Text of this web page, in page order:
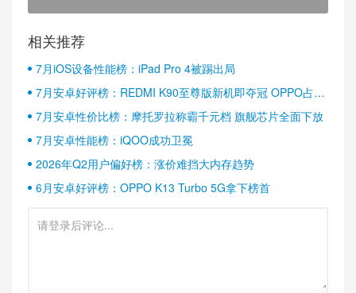
相关推荐
7月iOS设备性能榜：iPad Pro 4被踢出局
7月安卓好评榜：REDMI K90至尊版新机即夺冠 OPPO占据
半壁江山
7月安卓性价比榜：摩托罗拉称霸千元档 旗舰芯片全面下放
7月安卓性能榜：iQOO成功卫冕
2026年Q2用户偏好榜：涨价难挡大内存趋势
6月安卓好评榜：OPPO K13 Turbo 5G拿下榜首